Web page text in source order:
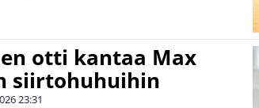
otti kantaa Max
siirtohuhuihin
23:31